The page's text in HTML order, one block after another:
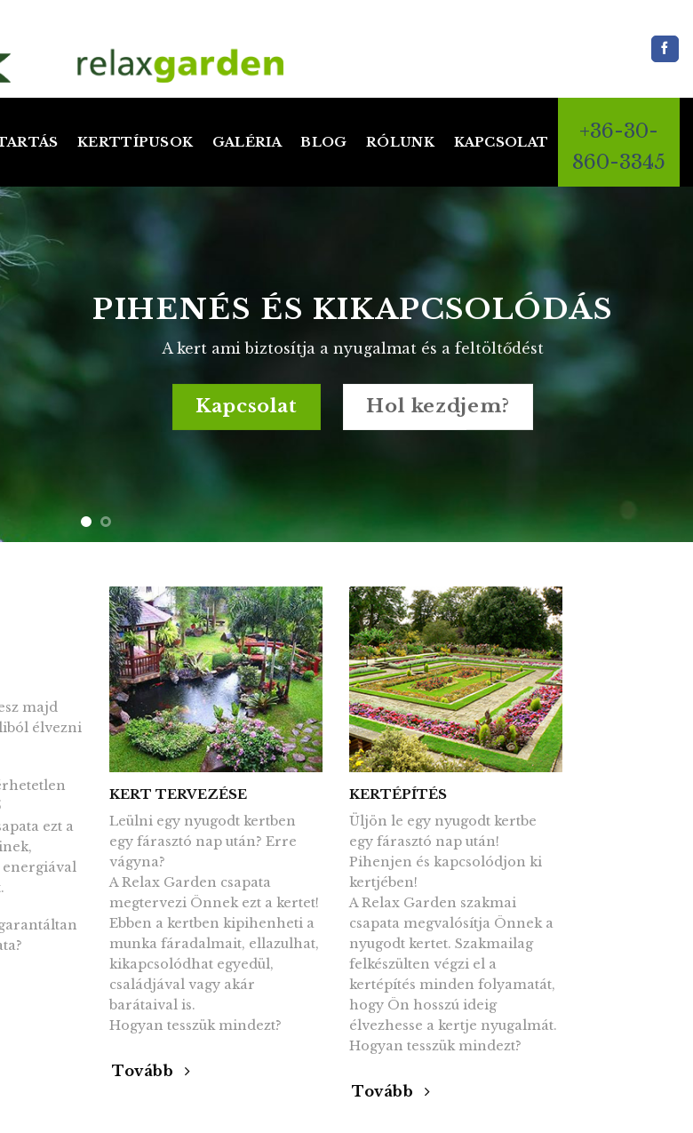
KERTTÍPUSOK GALÉRIA BLOG RÓLUNK KAPCSOLAT
+36-30-
860-3345
ÖTLETES MEGOLDÁSOK
TERMÉSZETES KÖRNYEZETBEN
Szakmai felkészültség, kreatív gondolkodás az elképzelések megvalósításáért
Kapcsolat Megvalósítás
majd
élvezni
ezt a
energiával
KERT TERVEZÉSE
Leülni egy nyugodt kertben
egy fárasztó nap után? Erre
vágyna?
A Relax Garden csapata
megtervezi Önnek ezt a kertet!
Ebben a kertben kipihenheti a
munka fáradalmait, ellazulhat,
kikapcsolódhat egyedül,
családjával vagy akár
barátaival is.
Hogyan tesszük mindezt?
Tovább
KERTÉPÍTÉS
Üljön le egy nyugodt kertbe
egy fárasztó nap után!
Pihenjen és kapcsolódjon ki
kertjében!
A Relax Garden szakmai
csapata megvalósítja Önnek a
nyugodt kertet. Szakmailag
felkészülten végzi el a
kertépítés minden folyamatát,
hogy Ön hosszú ideig
élvezhesse a kertje nyugalmát.
Hogyan tesszük mindezt?
Tovább